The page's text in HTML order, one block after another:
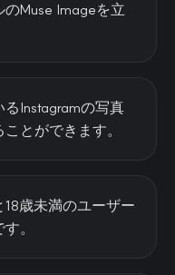
Muse Imageを立
Instagramの写真
とができます。
歳未満のユーザー
。